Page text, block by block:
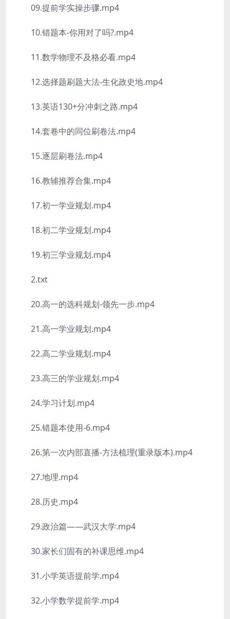
09.提前学实操步骤.mp4
10.错题本-你用对了吗?.mp4
11.数学物理不及格必看.mp4
12.选择题刷题大法-生化政史地.mp4
13.英语130+分冲刺之路.mp4
14.套卷中的同位刷卷法.mp4
15.逐层刷卷法.mp4
16.教辅推荐合集.mp4
17.初一学业规划.mp4
18.初二学业规划.mp4
19.初三学业规划.mp4
2.txt
20.高一的选科规划-领先一步.mp4
21.高一学业规划.mp4
22.高二学业规划.mp4
23.高三的学业规划.mp4
24.学习计划.mp4
25.错题本使用-6.mp4
26.第一次内部直播-方法梳理(重录版本).mp4
27.地理.mp4
28.历史.mp4
29.政治篇——武汉大学.mp4
30.家长们固有的补课思维.mp4
31.小学英语提前学.mp4
32.小学数学提前学.mp4